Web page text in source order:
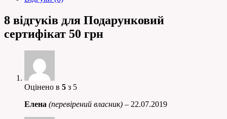
8 відгуків для Подарунковий
сертифікат 50 грн
Оцінено в 5 з 5
Елена (перевірений власник) – 22.07.2019